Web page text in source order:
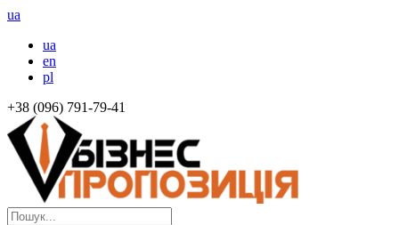
ua
ua
en
pl
+38 (096) 791-79-41